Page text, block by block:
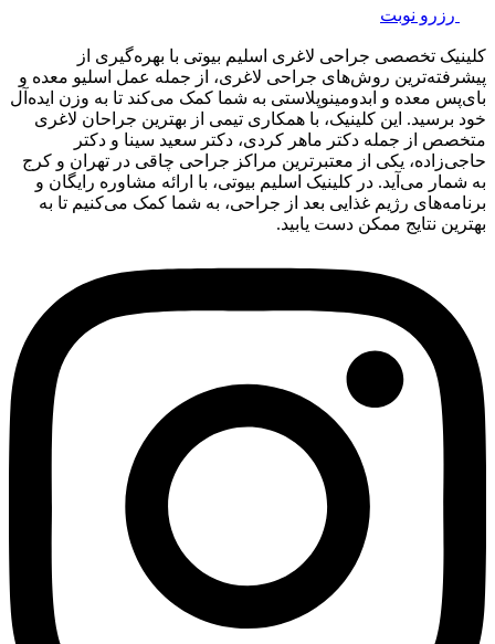
رزرو نوبت
کلینیک تخصصی جراحی لاغری اسلیم بیوتی با بهره‌گیری از
پیشرفته‌ترین روش‌های جراحی لاغری، از جمله عمل اسلیو معده و
بای‌پس معده و ابدومینوپلاستی به شما کمک می‌کند تا به وزن ایده‌آل
خود برسید. این کلینیک، با همکاری تیمی از بهترین جراحان لاغری
متخصص از جمله دکتر ماهر کردی، دکتر سعید سینا و دکتر
حاجی‌زاده، یکی از معتبرترین مراکز جراحی چاقی در تهران و کرج
به شمار می‌آید. در کلینیک اسلیم بیوتی، با ارائه مشاوره رایگان و
برنامه‌های رژیم غذایی بعد از جراحی، به شما کمک می‌کنیم تا به
بهترین نتایج ممکن دست یابید.